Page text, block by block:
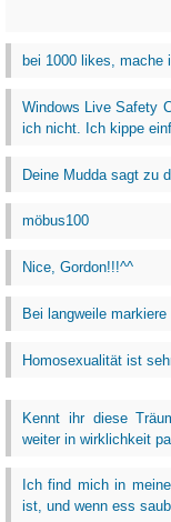
bei 1000 likes,
Windows Live Safety
ich nicht. Ich kippe
Deine Mudda sagt zu
möbus100
Nice, Gordon!!!^^
Bei langweile
Homosexualität ist
Kennt ihr diese
weiter in wirklichkeit
Ich find mich in
ist, und wenn ess